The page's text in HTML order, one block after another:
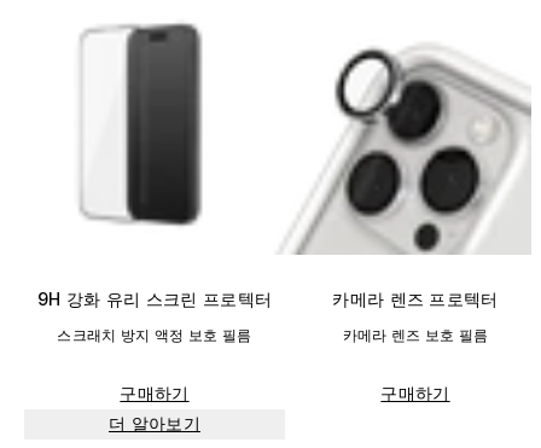
9H 강화 유리 스크린 프로텍터
스크래치 방지 액정 보호 필름
구매하기
더 알아보기
카메라 렌즈 프로텍터
카메라 렌즈 보호 필름
구매하기